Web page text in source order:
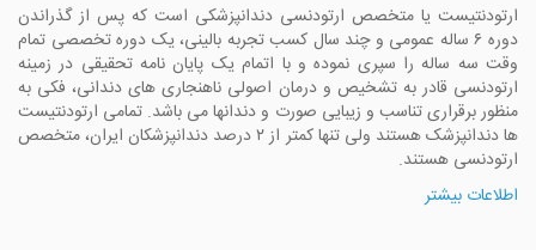
ارتودنتیست یا متخصص ارتودنسی دندانپزشکی است که پس از گذراندن
دوره ۶ ساله عمومی و چند سال کسب تجربه بالینی، یک دوره تخصصی تمام
وقت سه ساله را سپری نموده و با اتمام یک پایان نامه تحقیقی در زمینه
ارتودنسی قادر به تشخیص و درمان اصولی ناهنجاری های دندانی، فکی به
منظور برقراری تناسب و زیبایی صورت و دندانها می باشد. تمامی ارتودنتیست
ها دندانپزشک هستند ولی تنها کمتر از ۲ درصد دندانپزشکان ایران، متخصص
ارتودنسی هستند.
اطلاعات بیشتر